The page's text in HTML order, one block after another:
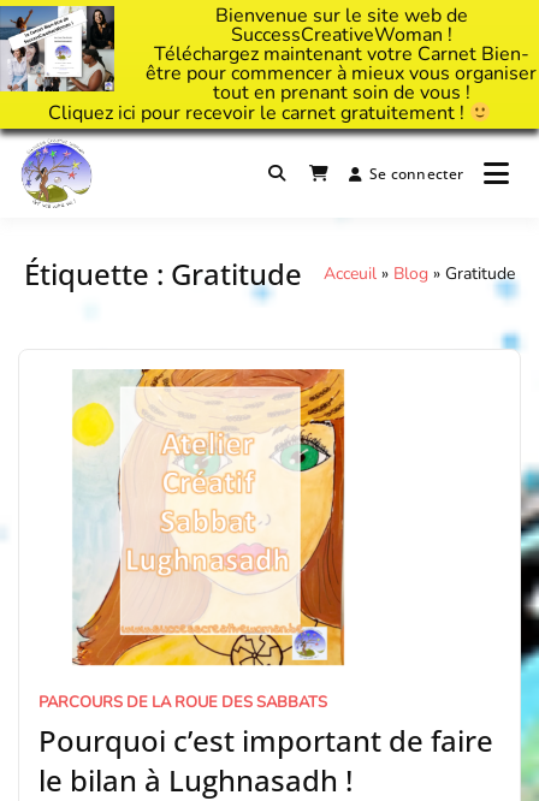
Bienvenue sur le site web de
SuccessCreativeWoman !
Téléchargez maintenant votre Carnet Bien-
être pour commencer à mieux vous organiser
tout en prenant soin de vous !
Cliquez ici pour recevoir le carnet gratuitement !
Passer
contenu
Il est temps d'ART'ivez votre vie !Se connecter
Étiquette : Gratitude Acceuil » Blog » Gratitude
PARCOURS DE LA ROUE DES SABBATS
Pourquoi c’est important de faire
le bilan à Lughnasadh !